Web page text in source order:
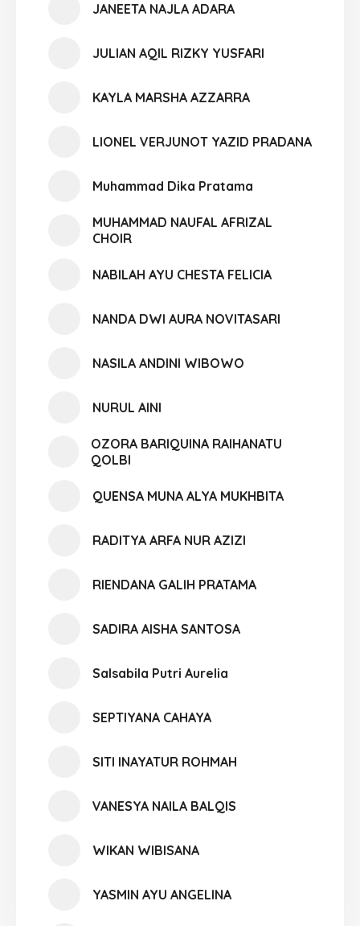
JANEETA NAJLA ADARA
JULIAN AQIL RIZKY YUSFARI
KAYLA MARSHA AZZARRA
LIONEL VERJUNOT YAZID PRADANA
Muhammad Dika Pratama
MUHAMMAD NAUFAL AFRIZAL
CHOIR
NABILAH AYU CHESTA FELICIA
NANDA DWI AURA NOVITASARI
NASILA ANDINI WIBOWO
NURUL AINI
OZORA BARIQUINA RAIHANATU
QOLBI
QUENSA MUNA ALYA MUKHBITA
RADITYA ARFA NUR AZIZI
RIENDANA GALIH PRATAMA
SADIRA AISHA SANTOSA
Salsabila Putri Aurelia
SEPTIYANA CAHAYA
SITI INAYATUR ROHMAH
VANESYA NAILA BALQIS
WIKAN WIBISANA
YASMIN AYU ANGELINA